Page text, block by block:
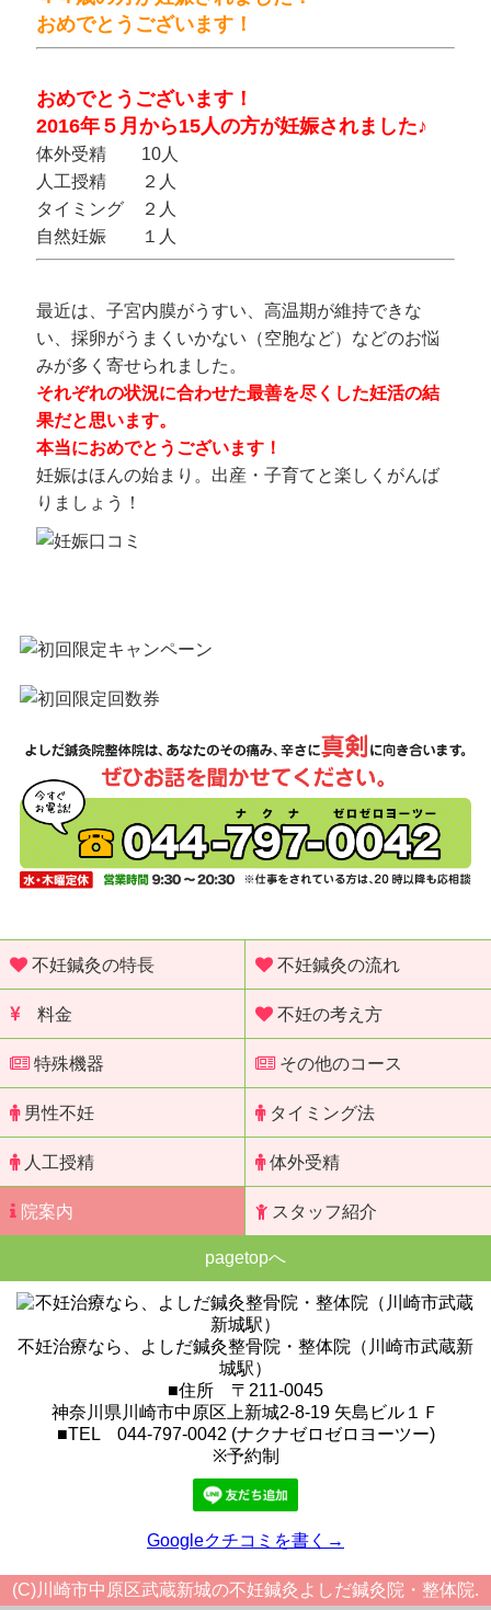
おめでとうございます！
おめでとうございます！
2016年５月から15人の方が妊娠されました♪
体外受精 10人
人工授精 ２人
タイミング ２人
自然妊娠 １人
最近は、子宮内膜がうすい、高温期が維持できな
い、採卵がうまくいかない（空胞など）などのお悩
みが多く寄せられました。
それぞれの状況に合わせた最善を尽くした妊活の結
果だと思います。
本当におめでとうございます！
妊娠はほんの始まり。出産・子育てと楽しくがんば
りましょう！
不妊鍼灸の特長 不妊鍼灸の流れ
料金 不妊の考え方
特殊機器 その他のコース
男性不妊 タイミング法
人工授精 体外受精
院案内 スタッフ紹介
pagetopへ
不妊治療なら、よしだ鍼灸整骨院・整体院（川崎市武蔵新
城駅）
■住所 〒211-0045
神奈川県川崎市中原区上新城2-8-19 矢島ビル１Ｆ
■TEL 044-797-0042 (ナクナゼロゼロヨーツー)
※予約制
Googleクチコミを書く→
(C)川崎市中原区武蔵新城の不妊鍼灸よしだ鍼灸院・整体院.